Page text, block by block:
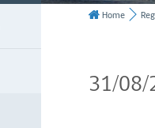
Home
31/